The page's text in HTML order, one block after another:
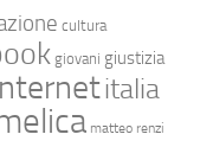
cultura
giovani giustizia
italia
matteo renzi